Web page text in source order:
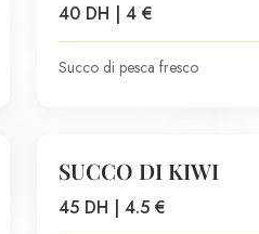
40 DH | 4 €
Succo di pesca fresco
SUCCO DI KIWI
45 DH | 4.5 €